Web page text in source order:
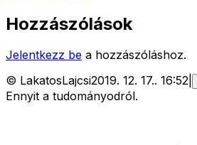
Hozzászólások
Jelentkezz be a hozzászóláshoz.
© LakatosLajcsi2019. 12. 17.. 16:52
Ennyit a tudományodról.